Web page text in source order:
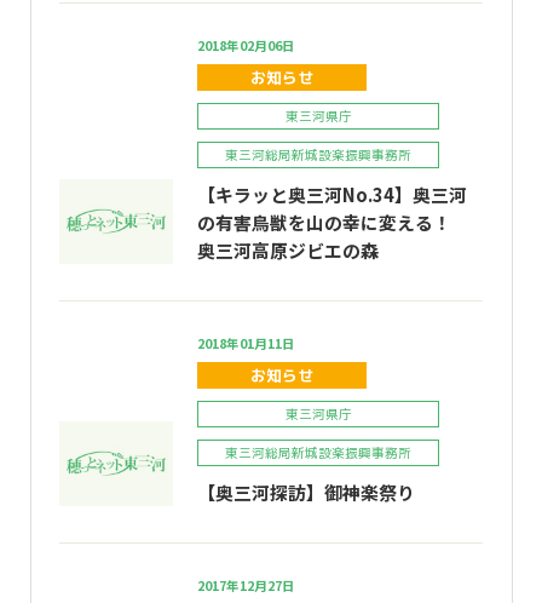
2018年02月06日
お知らせ
東三河県庁
東三河総局新城設楽振興事務所
【キラッと奥三河No.34】奥三河
の有害鳥獣を山の幸に変える！
奥三河高原ジビエの森
2018年01月11日
お知らせ
東三河県庁
東三河総局新城設楽振興事務所
【奥三河探訪】御神楽祭り
2017年12月27日